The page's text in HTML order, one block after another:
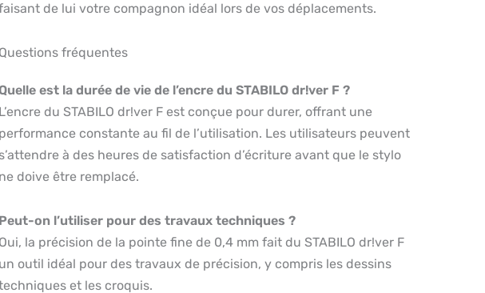
de lui votre compagnon idéal lors de vos déplacements.
Questions fréquentes
est la durée de vie de l’encre du STABILO dr!ver F ?
L’encre du STABILO dr!ver F est conçue pour durer, offrant une
performance constante au fil de l’utilisation. Les utilisateurs peuvent
à des heures de satisfaction d’écriture avant que le stylo
ne doive être remplacé.
Peut-on l’utiliser pour des travaux techniques ?
Oui, la précision de la pointe fine de 0,4 mm fait du STABILO dr!ver F
un outil idéal pour des travaux de précision, y compris les dessins
et les croquis.